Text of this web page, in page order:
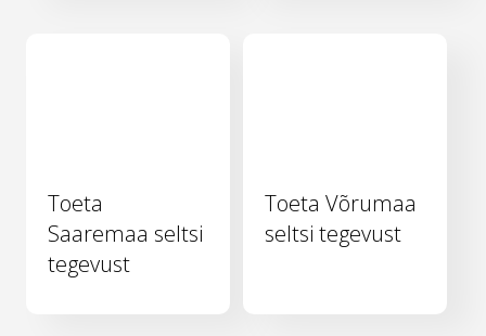
Toeta
Saaremaa seltsi
tegevust
Toeta Võrumaa
seltsi tegevust